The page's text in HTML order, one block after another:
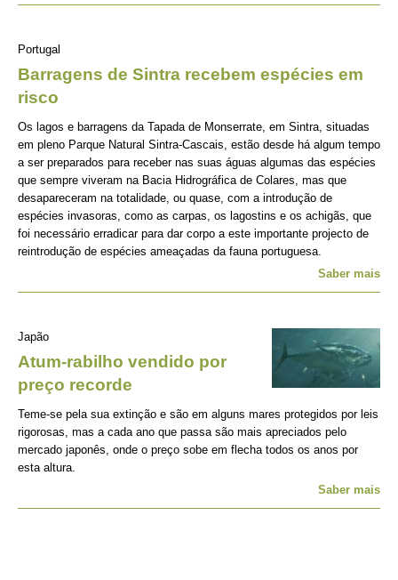
Portugal
Barragens de Sintra recebem espécies em
risco
Os lagos e barragens da Tapada de Monserrate, em Sintra, situadas
em pleno Parque Natural Sintra-Cascais, estão desde há algum tempo
a ser preparados para receber nas suas águas algumas das espécies
que sempre viveram na Bacia Hidrográfica de Colares, mas que
desapareceram na totalidade, ou quase, com a introdução de
espécies invasoras, como as carpas, os lagostins e os achigãs, que
foi necessário erradicar para dar corpo a este importante projecto de
reintrodução de espécies ameaçadas da fauna portuguesa.
Saber mais
Japão
Atum-rabilho vendido por
preço recorde
Teme-se pela sua extinção e são em alguns mares protegidos por leis
rigorosas, mas a cada ano que passa são mais apreciados pelo
mercado japonês, onde o preço sobe em flecha todos os anos por
esta altura.
Saber mais